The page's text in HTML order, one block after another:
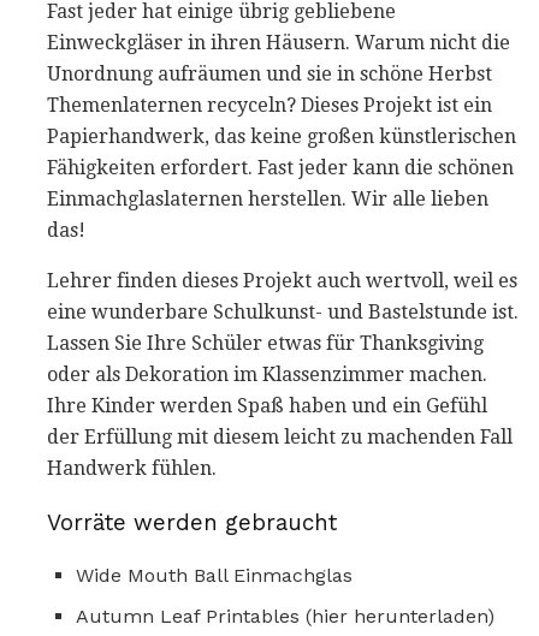
Fast jeder hat einige übrig gebliebene
Einweckgläser in ihren Häusern. Warum nicht die
Unordnung aufräumen und sie in schöne Herbst
Themenlaternen recyceln? Dieses Projekt ist ein
Papierhandwerk, das keine großen künstlerischen
Fähigkeiten erfordert. Fast jeder kann die schönen
Einmachglaslaternen herstellen. Wir alle lieben
das!
Lehrer finden dieses Projekt auch wertvoll, weil es
eine wunderbare Schulkunst- und Bastelstunde ist.
Lassen Sie Ihre Schüler etwas für Thanksgiving
oder als Dekoration im Klassenzimmer machen.
Ihre Kinder werden Spaß haben und ein Gefühl
der Erfüllung mit diesem leicht zu machenden Fall
Handwerk fühlen.
Vorräte werden gebraucht
Wide Mouth Ball Einmachglas
Autumn Leaf Printables (hier herunterladen)